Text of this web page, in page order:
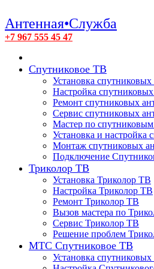
Антенная•Служба
+7 967 555 45 47
Спутниковое ТВ
Установка спутниковых
Настройка
Ремонт спутниковых
Сервис спутниковых
Мастер по
Установка и
Монтаж спутниковых
Подключение
Триколор ТВ
Установка Триколор ТВ
Настройка Триколор ТВ
Ремонт Триколор ТВ
Вызов мастера по
Сервис Триколор ТВ
Решение проблем
МТС Спутниковое ТВ
Установка